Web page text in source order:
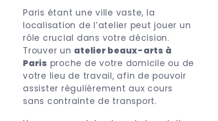
Paris étant une ville vaste, la
localisation de l’atelier peut jouer un
rôle crucial dans votre décision.
Trouver un atelier beaux-arts à
Paris proche de votre domicile ou de
votre lieu de travail, afin de pouvoir
assister régulièrement aux cours
sans contrainte de transport.